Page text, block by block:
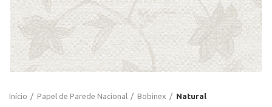
Início Papel de Parede Nacional Bobinex Natural